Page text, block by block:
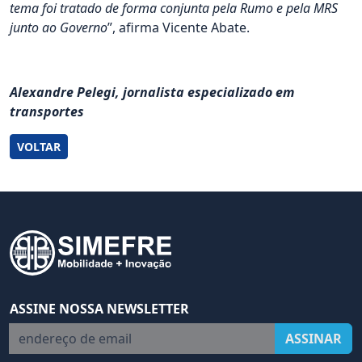
tema foi tratado de forma conjunta pela Rumo e pela MRS
junto ao Governo”, afirma Vicente Abate.
Alexandre Pelegi, jornalista especializado em
transportes
VOLTAR
ASSINE NOSSA NEWSLETTER
endereço de email
ASSINAR